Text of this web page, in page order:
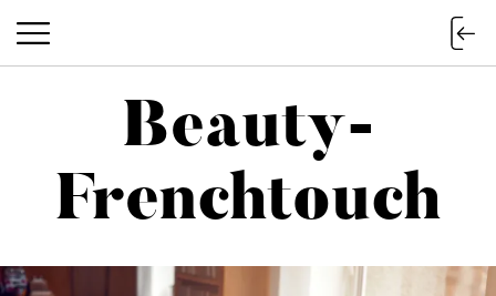
Beauty-Frenchtouch
Beauty-
Frenchtouch